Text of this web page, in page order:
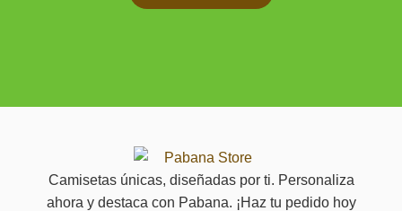
Camisetas únicas, diseñadas por ti. Personaliza
ahora y destaca con Pabana. ¡Haz tu pedido hoy